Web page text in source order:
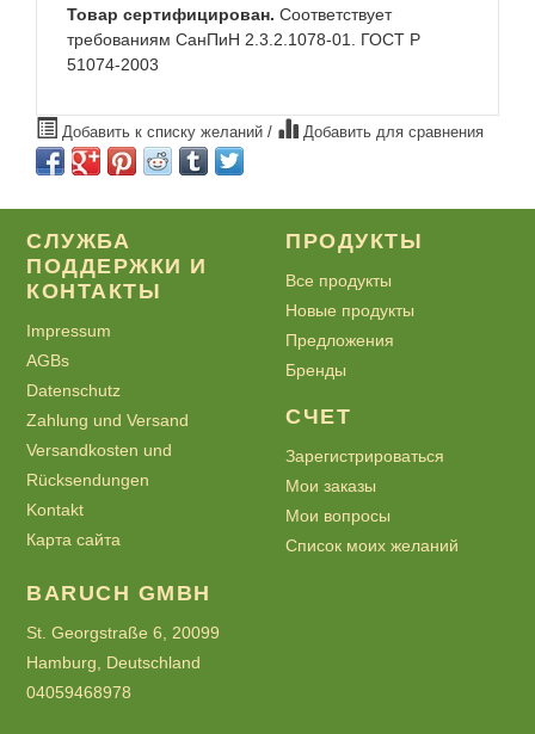
Товар сертифицирован. Соответствует
требованиям СанПиН 2.3.2.1078-01. ГОСТ Р
51074-2003
Добавить к списку желаний / Добавить для сравнения
СЛУЖБА
ПОДДЕРЖКИ И
КОНТАКТЫ
Impressum
AGBs
Datenschutz
Zahlung und Versand
Versandkosten und
Rücksendungen
Kontakt
Карта сайта
ПРОДУКТЫ
Все продукты
Новые продукты
Предложения
Бренды
СЧЕТ
Зарегистрироваться
Мои заказы
Мои вопросы
Список моих желаний
BARUCH GMBH
St. Georgstraße 6, 20099
Hamburg, Deutschland
04059468978